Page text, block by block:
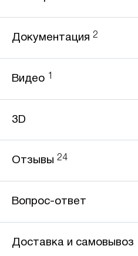
Документация 2
Видео
3D
Отзывы 24
Вопрос-ответ
Доставка и самовывоз